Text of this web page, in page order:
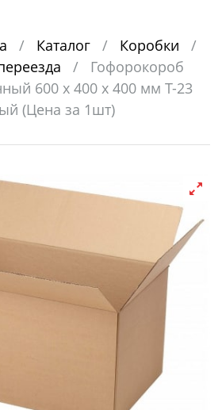
/ Каталог / Коробки
/
/
Гофорокороб
600 х 400 х 400 мм Т-23
(Цена за 1шт)